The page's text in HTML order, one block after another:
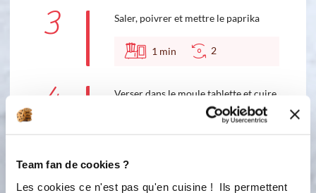
Team fan de cookies ?
Les cookies ce n'est pas qu'en cuisine ! Ils permettent
3 Saler, poivrer et mettre le paprika
1 min 2
4
Verser dans le moule tablette et cuire
25 à 30 minutes à 180°C (Th. 6).
Bon appétit !